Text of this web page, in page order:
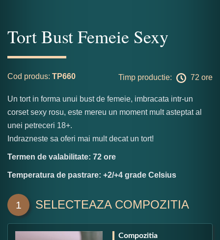
Tort Bust Femeie Sexy
Cod produs: TP660 Timp productie: 72 ore
Un tort in forma unui bust de femeie, imbracata intr-un
corset sexy rosu, este mereu un moment mult asteptat al
unei petreceri 18+.
Indrazneste sa oferi mai mult decat un tort!
Termen de valabilitate: 72 ore
Temperatura de pastrare: +2/+4 grade Celsius
1 SELECTEAZA COMPOZITIA
Compozitia